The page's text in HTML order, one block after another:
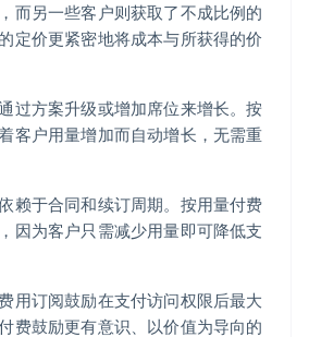
而另一些客户则获取了不成比例的
定价更紧密地将成本与所获得的价
过方案升级或增加席位来增长。按
客户用量增加而自动增长，无需重
赖于合同和续订周期。按用量付费
因为客户只需减少用量即可降低支
用订阅鼓励在支付访问权限后最大
费鼓励更有意识、以价值为导向的